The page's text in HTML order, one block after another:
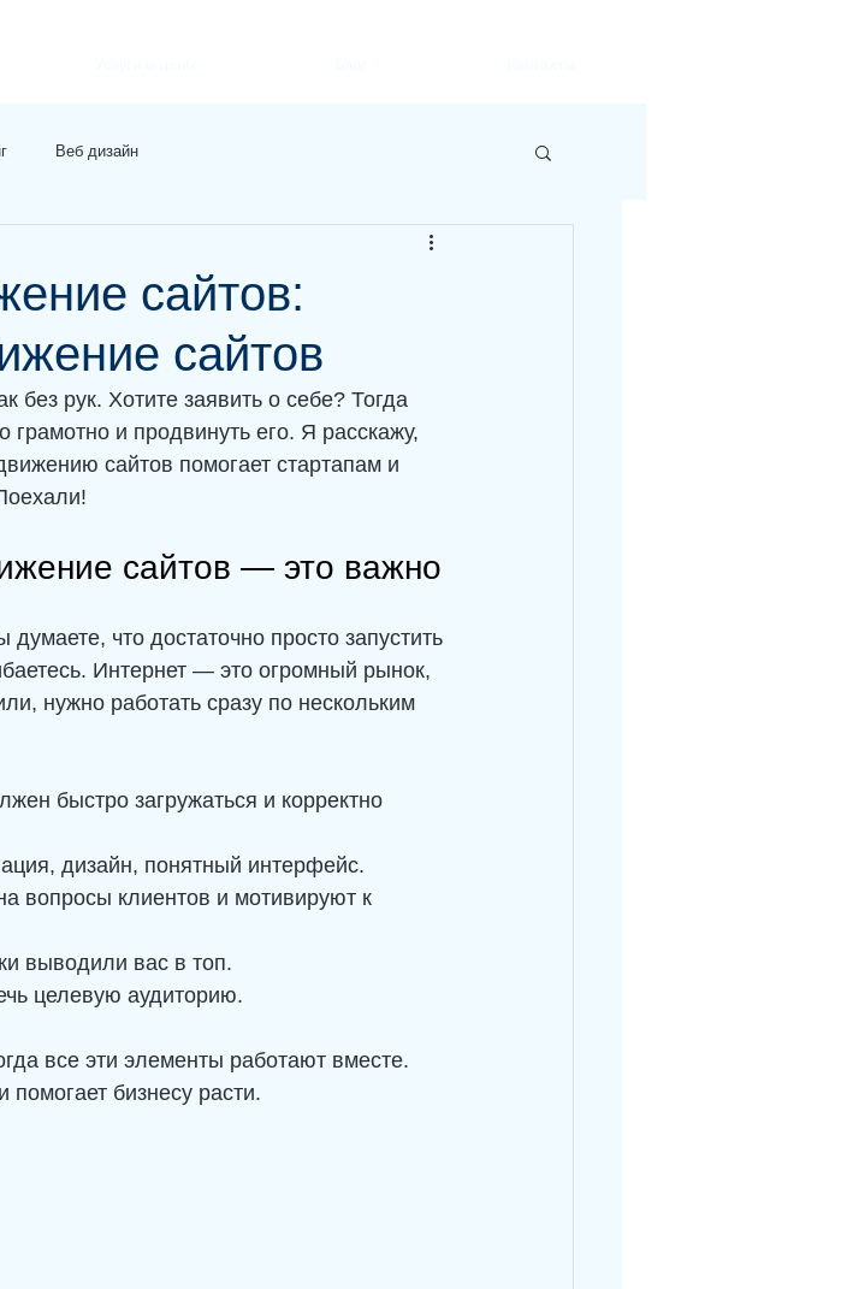
Веб дизайн
сайтов:
сайтов
рук. Хотите заявить о себе? Тогда
грамотно и продвинуть его. Я расскажу,
сайтов помогает стартапам и
сайтов — это важно
что достаточно просто запустить
Интернет — это огромный рынок,
нужно работать сразу по нескольким
быстро загружаться и корректно
дизайн, понятный интерфейс.
вопросы клиентов и мотивируют к
выводили вас в топ.
целевую аудиторию.
все эти элементы работают вместе.
бизнесу расти.